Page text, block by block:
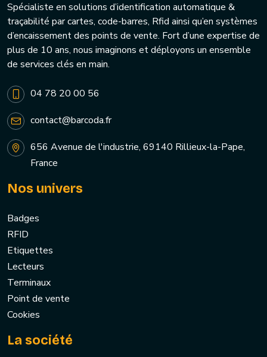
Spécialiste en solutions d’identification automatique &
traçabilité par cartes, code-barres, Rfid ainsi qu’en systèmes
d’encaissement des points de vente. Fort d’une expertise de
plus de 10 ans, nous imaginons et déployons un ensemble
de services clés en main.
04 78 20 00 56
contact@barcoda.fr
656 Avenue de l'industrie, 69140 Rillieux-la-Pape,
France
Nos univers
Badges
RFID
Etiquettes
Lecteurs
Terminaux
Point de vente
Cookies
La société